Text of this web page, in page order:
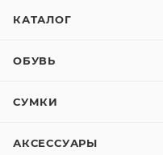
КАТАЛОГ
ОБУВЬ
СУМКИ
АКСЕССУАРЫ